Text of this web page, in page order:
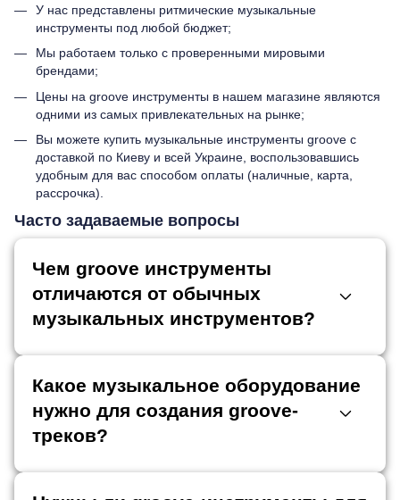
У нас представлены ритмические музыкальные
инструменты под любой бюджет;
Мы работаем только с проверенными мировыми
брендами;
Цены на groove инструменты в нашем магазине являются
одними из самых привлекательных на рынке;
Вы можете купить музыкальные инструменты groove с
доставкой по Киеву и всей Украине, воспользовавшись
удобным для вас способом оплаты (наличные, карта,
рассрочка).
Часто задаваемые вопросы
Чем groove инструменты
отличаются от обычных
музыкальных инструментов?
Какое музыкальное оборудование
нужно для создания groove-
треков?